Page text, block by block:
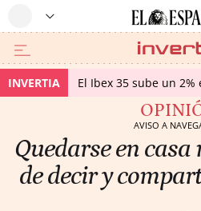
INVERTIA El Ibex 35 sube un
AVISO A
Quedarse en casa
de decir y